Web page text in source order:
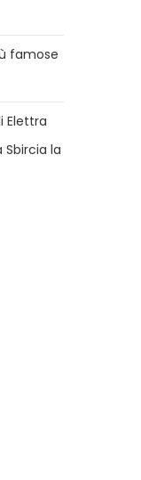
famose
Elettra
Sbircia la